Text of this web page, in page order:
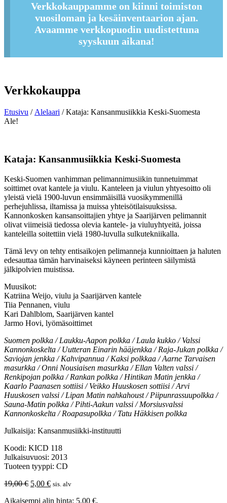
Verkkokauppamme on kiinni toimiston
vuosiloman ja kesäinventaarion ajan.
Avaamme verkkopuodin uudistettuna
syyskuun aikana!
Verkkokauppa
Etusivu / Alelaari / Kataja: Kansanmusiikkia Keski-Suomesta
Ale!
Kataja: Kansanmusiikkia Keski-Suomesta
Keski-Suomen vanhimman pelimannimusiikin tunnetuimmat
soittimet ovat kantele ja viulu. Kanteleen ja viulun yhtyesoitto oli
yleistä vielä 1900-luvun ensimmäisillä vuosikymmenillä
perhejuhlissa, iltamissa ja muissa yhteisötilaisuuksissa.
Kannonkosken kansansoittajien yhtye ja Saarijärven pelimannit
olivat viimeisiä tiedossa olevia kantele- ja viuluyhtyeitä, joissa
kanteleilla soitettiin vielä 1980-luvulla sulkutekniikalla.
Tämä levy on tehty entisaikojen pelimanneja kunnioittaen ja haluten
edesauttaa tämän harvinaiseksi käyneen perinteen säilymistä
jälkipolvien muistissa.
Muusikot:
Katriina Weijo, viulu ja Saarijärven kantele
Tiia Pennanen, viulu
Kari Dahlblom, Saarijärven kantel
Jarmo Hovi, lyömäsoittimet
Suomen polkka / Laukku-Aapon polkka / Laula kukko / Valssi
Kannonkoskelta / Uutteran Einarin hääjenkka / Raja-Jukan polkka /
Saviojan jenkka / Kahvipannua / Kaksi polkkaa / Aarne Tarvaisen
masurkka / Onni Nousiaisen masurkka / Ellan Valten valssi /
Renkipojan polkka / Rankan polkka / Hintikan Matin jenkka /
Kaarlo Paanasen sottiisi / Veikko Huuskosen sottiisi / Arvi
Huuskosen valssi / Lipan Matin nahkahoust / Piipunrassuupolkka /
Sauna-Matin polkka / Pihti-Aakun valssi / Morsiusvalssi
Kannonkoskelta / Roapasupolkka / Tatu Häkkisen polkka
Julkaisija: Kansanmusiikki-instituutti
Koodi: KICD 118
Julkaisuvuosi: 2013
Tuoteen tyyppi: CD
19,00€ Alkuperäinen
oli:
5,00 €Nykyinen
on:
sis. alv
Aikaisempi alin hinta: 5,00 €.